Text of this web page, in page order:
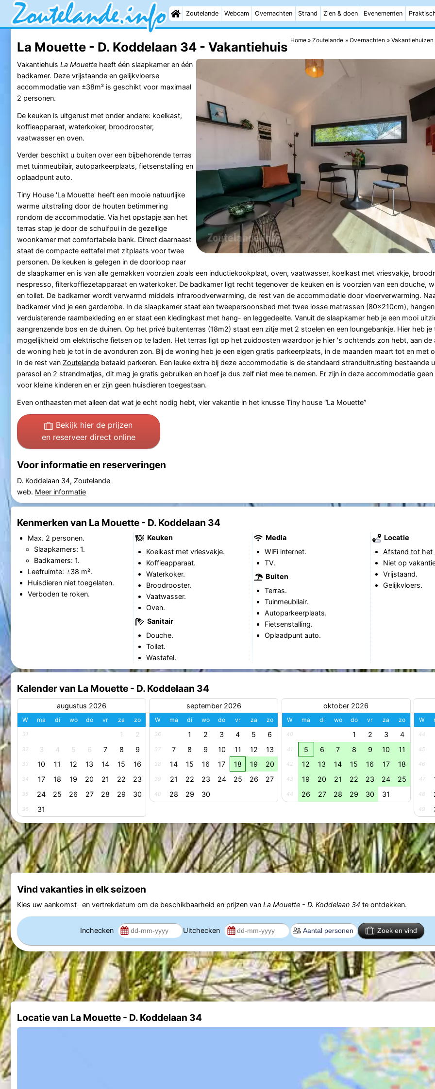
Zoutelande Webcam Overnachten Strand Zien & doen Evenementen
Home Zoutelande Overnachten Vakantiehuizen
La Mouette - D. Koddelaan 34 - Vakantiehuis
Vakantiehuis La Mouetteheeft één slaapkamer en één
badkamer. Deze vrijstaande en gelijkvloerse
accommodatie van ±38m² is geschikt voor maximaal
2 personen.
De keuken is uitgerust met onder andere: koelkast,
koffieapparaat, waterkoker, broodrooster,
vaatwasser en oven.
Verder beschikt u buiten over een bijbehorende terras
met tuinmeubilair, autoparkeerplaats, fietsenstalling en
oplaadpunt auto.
Tiny House 'La Mouette' heeft een mooie natuurlijke
warme uitstraling door de houten betimmering
rondom de accommodatie. Via het opstapje aan het
terras stap je door de schuifpui in de gezellige
woonkamer met comfortabele bank. Direct daarnaast
staat de compacte eettafel met zitplaats voor twee
personen. De keuken is gelegen in de doorloop naar
de slaapkamer en is van alle gemakken voorzien zoals een inductiekookplaat, oven, vaatwasser, koelkast met vriesvakje,
nespresso, filterkoffiezetapparaat en waterkoker. De badkamer ligt recht tegenover de keuken en is voorzien van een douche,
en toilet. De badkamer wordt verwarmd middels infraroodverwarming, de rest van de accommodatie door vloerverwarming.
badkamer vind je een garderobe. In de slaapkamer staat een tweepersoonsbed met twee losse matrassen (80x210cm),
verduisterende raambekleding en er staat een kledingkast met hang- en leggedeelte. Vanuit de slaapkamer heb je een mooi
aangrenzende bos en de duinen. Op het privé buitenterras (18m2) staat een zitje met 2 stoelen en een loungebankje. Hier heb je
mogelijkheid om elektrische fietsen op te laden. Het terras ligt op het zuidoosten waardoor je hier 's ochtends zon hebt, aan de
de woning heb je tot in de avonduren zon. Bij de woning heb je een eigen gratis parkeerplaats, in de maanden maart tot en met
in de rest van Zoutelandebetaald parkeren. Een leuke extra bij deze accommodatie is de standaard stranduitrusting bestaande
parasol en 2 strandmatjes, dit mag je gratis gebruiken en hoef je dus zelf niet mee te nemen. Er zijn in deze accommodatie
voor kleine kinderen en er zijn geen huisdieren toegestaan.
Even onthaasten met alleen dat wat je echt nodig hebt, vier vakantie in het knusse Tiny house “La Mouette”
Bekijk hier de prijzen
en reserveer direct online
Voor informatie en reserveringen
D. Koddelaan 34, Zoutelande
web. Meer informatie
Kenmerken van La Mouette - D. Koddelaan 34
Max. 2 personen.
Slaapkamers: 1.
Badkamers: 1.
Leefruimte: ±38 m².
Huisdieren niet toegelaten.
Verboden te roken.
Keuken
Koelkast met vriesvakje.
Koffieapparaat.
Waterkoker.
Broodrooster.
Vaatwasser.
Oven.
Sanitair
Douche.
Toilet.
Wastafel.
Media
WiFi internet.
TV.
Buiten
Terras.
Tuinmeubilair.
Autoparkeerplaats.
Fietsenstalling.
Oplaadpunt auto.
Locatie
Afstand tot het
Niet op
Vrijstaand.
Gelijkvloers.
Kalender van La Mouette - D. Koddelaan 34
augustus 2026
W ma di wo do vr za zo
31 1 2
32 3 4 5 6 7 8 9
33 10 11 12 13 14 15 16
34 17 18 19 20 21 22 23
35 24 25 26 27 28 29 30
36 31
september 2026
W ma di wo do vr za zo
36 1 2 3 4 5 6
37 7 8 9 10 11 12 13
38 14 15 16 17 18 19 20
39 21 22 23 24 25 26 27
40 28 29 30
oktober 2026
W ma di wo do vr za zo
40 1 2 3 4
41 5 6 7 8 9 10 11
42 12 13 14 15 16 17 18
43 19 20 21 22 23 24 25
44 26 27 28 29 30 31
W
44
45
46
47
48
49
Vind vakanties in elk seizoen
Kies uw aankomst- en vertrekdatum om de beschikbaarheid en prijzen van La Mouette - D. Koddelaan 34te ontdekken.
Inchecken Uitchecken Zoek en vind
Locatie van La Mouette - D. Koddelaan 34